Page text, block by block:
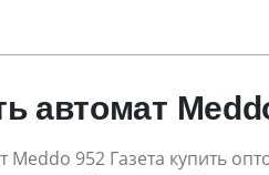
автомат
Meddo 952 Газета купить